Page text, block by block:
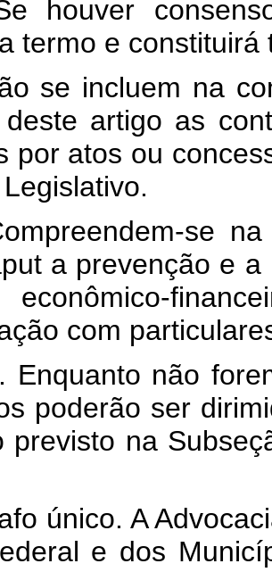
houver
termo e
se incluem na
deste artigo as
por atos ou
se
a prevenção e a
econômico-
com
Enquanto não
poderão ser
previsto na
único. A
e dos